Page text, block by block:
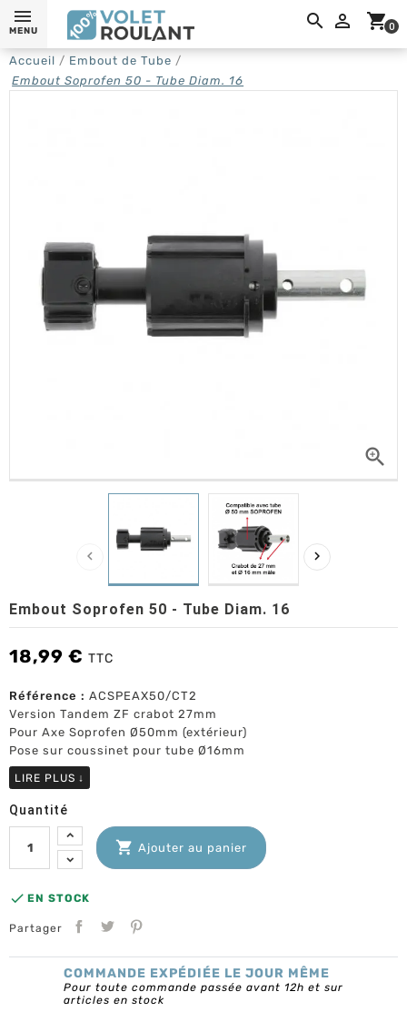
 shopping_cart0
MENU
Accueil
Embout de Tube
Embout Soprofen 50 - Tube Diam. 16

 
Embout Soprofen 50 - Tube Diam. 16
18,99 € TTC
Référence : ACSPEAX50/CT2
Version Tandem ZF crabot 27mm
Pour Axe Soprofen Ø50mm (extérieur)
Pose sur coussinet pour tube Ø16mm
LIRE PLUS ↓
Quantité
 Ajouter au panier
 EN STOCK
Partager
COMMANDE EXPÉDIÉE LE JOUR MÊME
Pour toute commande passée avant 12h et sur
articles en stock